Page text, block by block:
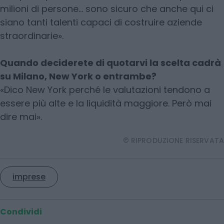
milioni di persone… sono sicuro che anche qui ci
siano tanti talenti capaci di costruire aziende
straordinarie».
Quando deciderete di quotarvi la scelta cadrà
su Milano, New York o entrambe?
«Dico New York perché le valutazioni tendono a
essere più alte e la liquidità maggiore. Però mai
dire mai».
© RIPRODUZIONE RISERVATA
imprese
Condividi